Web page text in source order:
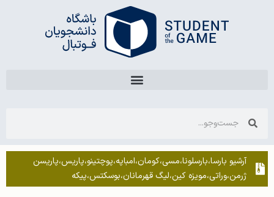
آرشیو بارسا،بارسلونا،مسی،کومان،امباپه،پوچتینو،پاریس،پاریسن
ژرمن،وراتی،مویزه کین،لیگ قهرمانان،بوسکتس،پیکه